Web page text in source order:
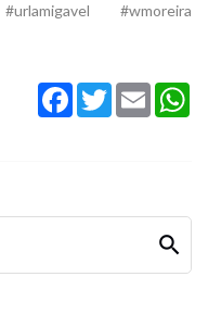
#wmoreira
FacebookTwitterEmail